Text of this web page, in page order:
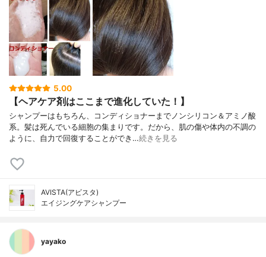
5.00
【ヘアケア剤はここまで進化していた！】
シャンプーはもちろん、コンディショナーまでノンシリコン＆アミノ酸
系。髪は死んでいる細胞の集まりです。だから、肌の傷や体内の不調の
ように、自力で回復することができ…続きを見る
AVISTA(アビスタ)
エイジングケアシャンプー
yayako